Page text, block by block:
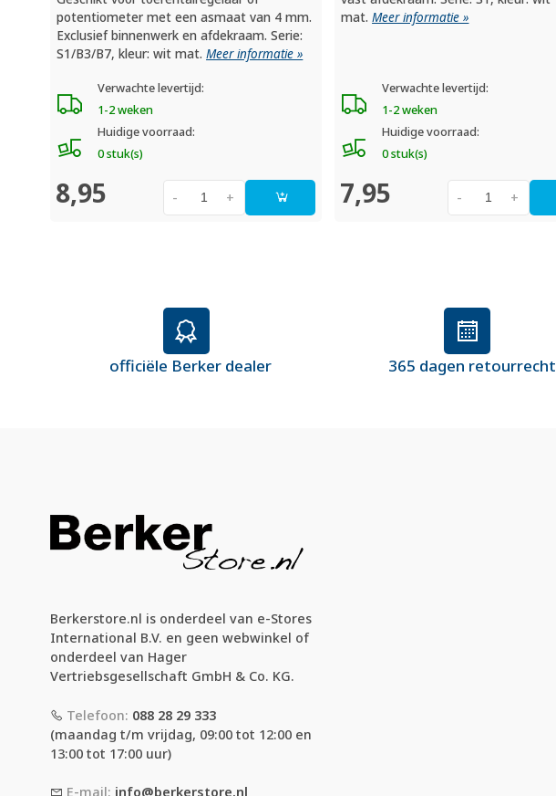
potentiometer met een asmaat van 4 mm.
Exclusief binnenwerk en afdekraam. Serie:
S1/B3/B7, kleur: wit mat.Meer informatie »
Verwachte levertijd:
1-2 weken
Huidige voorraad:
0 stuk(s)
8,95 +
-
mat.Meer informatie »
Verwachte levertijd:
1-2 weken
Huidige voorraad:
0 stuk(s)
7,95 +
-
officiële Berker dealer 365 dagen retourrecht
Berkerstore.nl is onderdeel van e-Stores
International B.V. en geen webwinkel of
onderdeel van Hager
Vertriebsgesellschaft GmbH & Co. KG.
Telefoon: 088 28 29 333
(maandag t/m vrijdag, 09:00 tot 12:00 en
13:00 tot 17:00 uur)
E-mail: info@berkerstore.nl